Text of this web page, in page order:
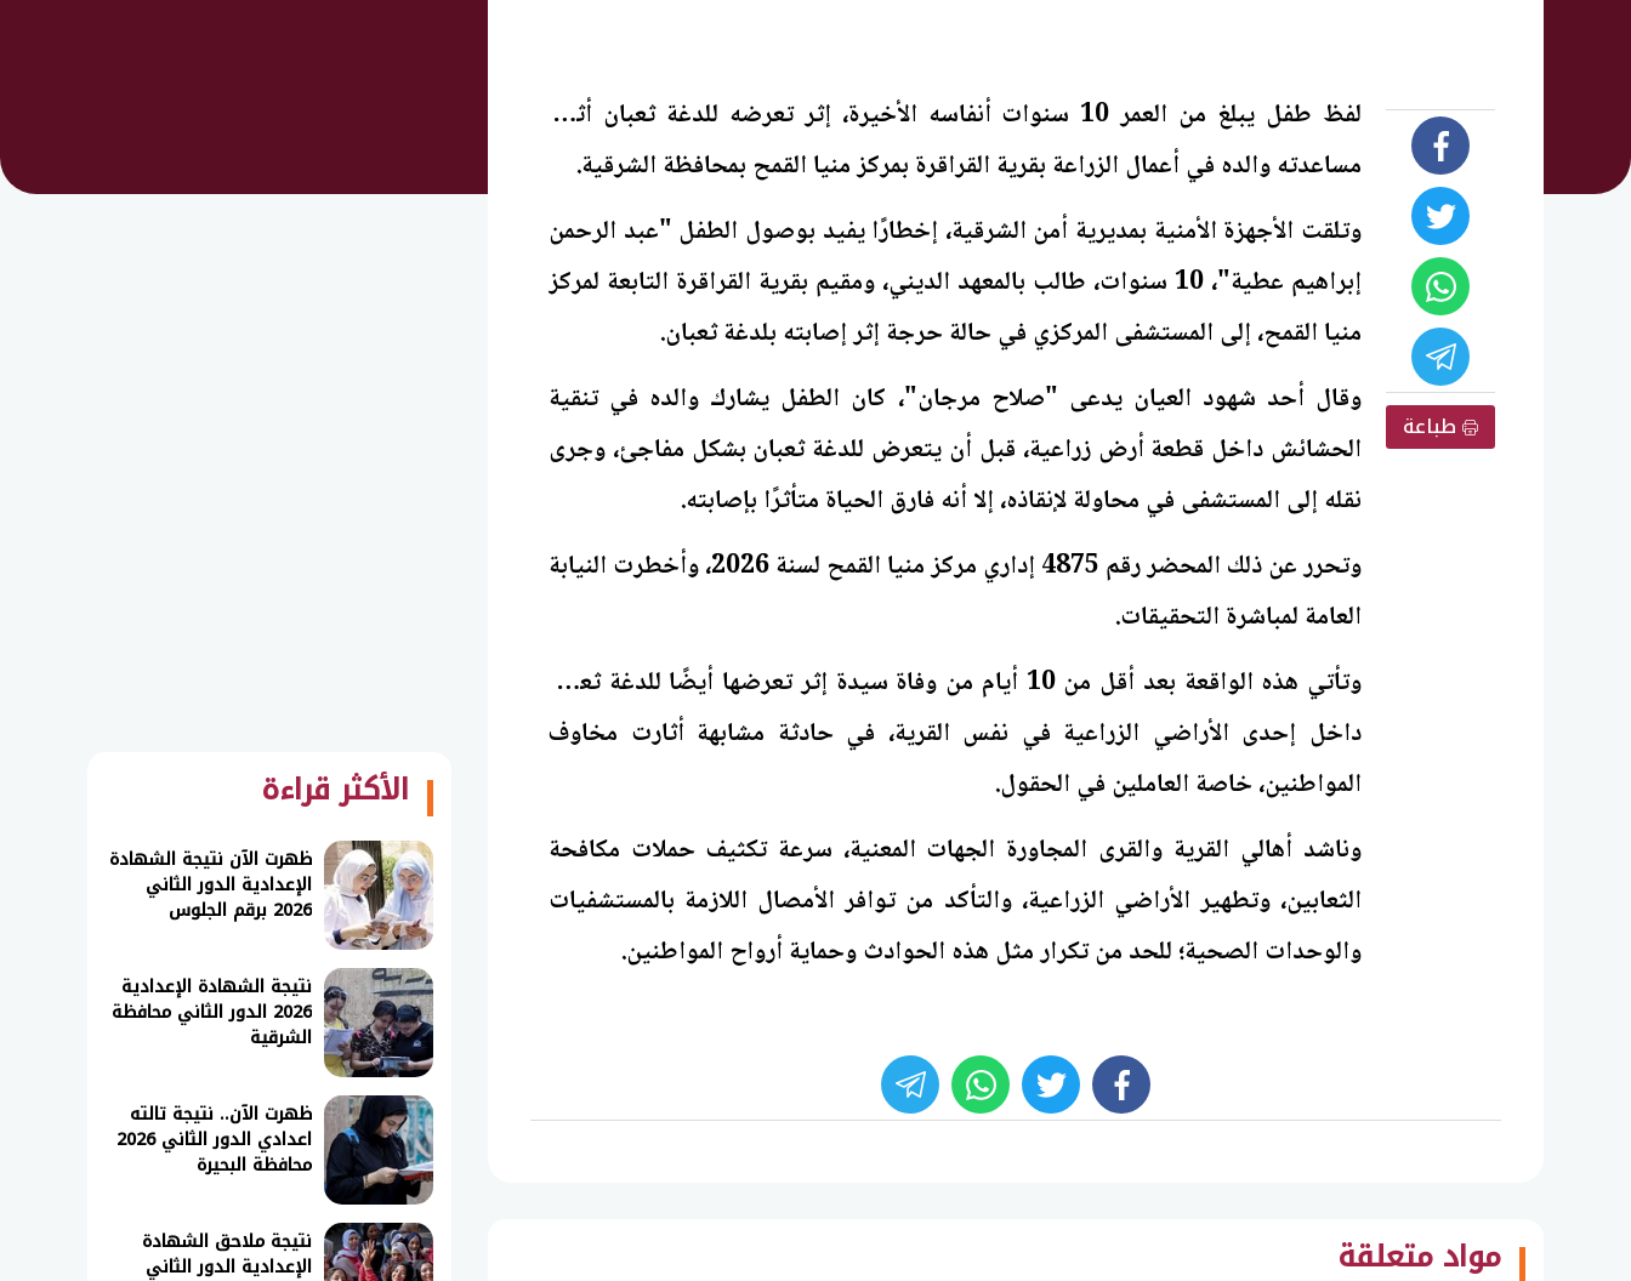
طباعة
لفظ طفل يبلغ من العمر 10 سنوات أنفاسه الأخيرة، إثر تعرضه للدغة ثعبان أثناء
مساعدته والده في أعمال الزراعة بقرية القراقرة بمركز منيا القمح بمحافظة الشرقية.
وتلقت الأجهزة الأمنية بمديرية أمن الشرقية، إخطارًا يفيد بوصول الطفل "عبد الرحمن
إبراهيم عطية"، 10 سنوات، طالب بالمعهد الديني، ومقيم بقرية القراقرة التابعة لمركز
منيا القمح، إلى المستشفى المركزي في حالة حرجة إثر إصابته بلدغة ثعبان.
وقال أحد شهود العيان يدعى "صلاح مرجان"، كان الطفل يشارك والده في تنقية
الحشائش داخل قطعة أرض زراعية، قبل أن يتعرض للدغة ثعبان بشكل مفاجئ، وجرى
نقله إلى المستشفى في محاولة لإنقاذه، إلا أنه فارق الحياة متأثرًا بإصابته.
وتحرر عن ذلك المحضر رقم 4875 إداري مركز منيا القمح لسنة 2026، وأخطرت النيابة
العامة لمباشرة التحقيقات.
وتأتي هذه الواقعة بعد أقل من 10 أيام من وفاة سيدة إثر تعرضها أيضًا للدغة ثعبان
داخل إحدى الأراضي الزراعية في نفس القرية، في حادثة مشابهة أثارت مخاوف
المواطنين، خاصة العاملين في الحقول.
وناشد أهالي القرية والقرى المجاورة الجهات المعنية، سرعة تكثيف حملات مكافحة
الثعابين، وتطهير الأراضي الزراعية، والتأكد من توافر الأمصال اللازمة بالمستشفيات
والوحدات الصحية؛ للحد من تكرار مثل هذه الحوادث وحماية أرواح المواطنين.
facebook
twitter
whats
مواد متعلقة
الأكثر قراءة
ظهرت الآن نتيجة الشهادة
الإعدادية الدور الثاني
2026 برقم الجلوس
نتيجة الشهادة الإعدادية
2026 الدور الثاني محافظة
الشرقية
ظهرت الآن.. نتيجة تالته
اعدادي الدور الثاني 2026
محافظة البحيرة
نتيجة ملاحق الشهادة
الإعدادية الدور الثاني